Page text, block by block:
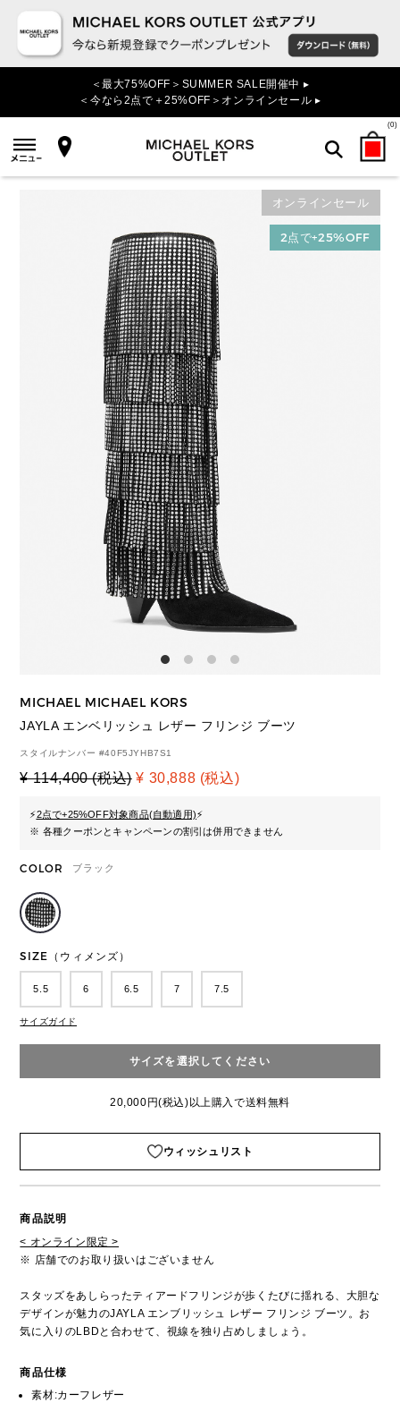
＜最大75%OFF＞SUMMER SALE開催中 ▸
＜今なら2点で＋25%OFF＞オンラインセール ▸
(0)
検索
オンラインセール
2点で+25%OFF
MICHAEL MICHAEL KORS
JAYLA エンベリッシュ レザー フリンジ ブーツ
スタイルナンバー #40F5JYHB7S1
¥ 114,400 (税込) ¥ 30,888 (税込)
⚡2点で+25%OFF対象商品(自動適用)⚡
※ 各種クーポンとキャンペーンの割引は併用できません
COLOR ブラック
SIZE（ウィメンズ）
5.5 6 6.5 7 7.5
サイズガイド
サイズを選択してください
20,000円(税込)以上購入で送料無料
ウィッシュリスト
商品説明
< オンライン限定 >
※ 店舗でのお取り扱いはございません
スタッズをあしらったティアードフリンジが歩くたびに揺れる、大胆な
デザインが魅力のJAYLA エンブリッシュ レザー フリンジ ブーツ。お
気に入りのLBDと合わせて、視線を独り占めしましょう。
商品仕様
素材:カーフレザー